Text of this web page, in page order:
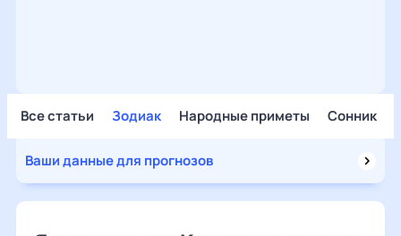
Все статьи Зодиак Народные приметы Сонник
Ваши данные для прогнозов